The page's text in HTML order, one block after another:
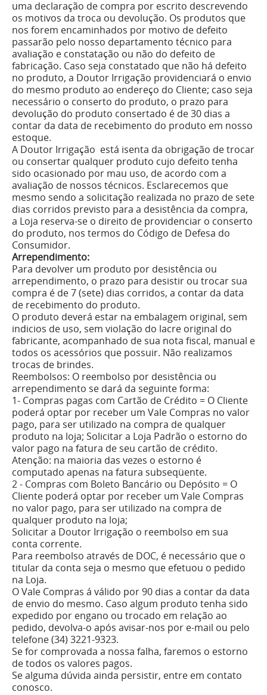
uma declaração de compra por escrito descrevendo
os motivos da troca ou devolução. Os produtos que
nos forem encaminhados por motivo de defeito
passarão pelo nosso departamento técnico para
avaliação e constatação ou não do defeito de
fabricação. Caso seja constatado que não há defeito
no produto, a Doutor Irrigação providenciará o envio
do mesmo produto ao endereço do Cliente; caso seja
necessário o conserto do produto, o prazo para
devolução do produto consertado é de 30 dias a
contar da data de recebimento do produto em nosso
estoque.
A Doutor Irrigação está isenta da obrigação de trocar
ou consertar qualquer produto cujo defeito tenha
sido ocasionado por mau uso, de acordo com a
avaliação de nossos técnicos. Esclarecemos que
mesmo sendo a solicitação realizada no prazo de sete
dias corridos previsto para a desistência da compra,
a Loja reserva-se o direito de providenciar o conserto
do produto, nos termos do Código de Defesa do
Consumidor.
Arrependimento:
Para devolver um produto por desistência ou
arrependimento, o prazo para desistir ou trocar sua
compra é de 7 (sete) dias corridos, a contar da data
de recebimento do produto.
O produto deverá estar na embalagem original, sem
indi­cios de uso, sem violação do lacre original do
fabricante, acompanhado de sua nota fiscal, manual e
todos os acessórios que possuir. Não realizamos
trocas de brindes.
Reembolsos: O reembolso por desistência ou
arrependimento se dará da seguinte forma:
1- Compras pagas com Cartão de Crédito = O Cliente
poderá optar por receber um Vale Compras no valor
pago, para ser utilizado na compra de qualquer
produto na loja; Solicitar a Loja Padrão o estorno do
valor pago na fatura de seu cartão de crédito.
Atenção: na maioria das vezes o estorno é
computado apenas na fatura subseqüente.
2 - Compras com Boleto Bancário ou Depósito = O
Cliente poderá optar por receber um Vale Compras
no valor pago, para ser utilizado na compra de
qualquer produto na loja;
Solicitar a Doutor Irrigação o reembolso em sua
conta corrente.
Para reembolso através de DOC, é necessário que o
titular da conta seja o mesmo que efetuou o pedido
na Loja.
O Vale Compras á válido por 90 dias a contar da data
de envio do mesmo. Caso algum produto tenha sido
expedido por engano ou trocado em relação ao
pedido, devolva-o após avisar-nos por e-mail ou pelo
telefone (34) 3221-9323.
Se for comprovada a nossa falha, faremos o estorno
de todos os valores pagos.
Se alguma dúvida ainda persistir, entre em contato
conosco.